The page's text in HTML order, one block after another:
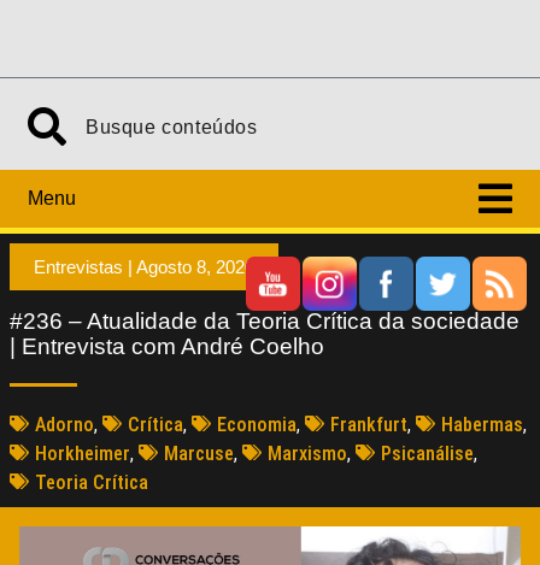
Menu
Entrevistas | Agosto 8, 2020
#236 – Atualidade da Teoria Crítica da sociedade
| Entrevista com André Coelho
Adorno, Crítica, Economia, Frankfurt, Habermas,
Horkheimer, Marcuse, Marxismo, Psicanálise,
Teoria Crítica